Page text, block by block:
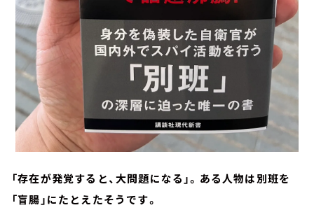
「存在が発覚すると、大問題になる」。ある人物は別班を
「盲腸」にたとえたそうです。